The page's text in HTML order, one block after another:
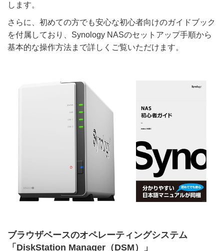
します。
さらに、初めての方でも安心な初心者向けのガイドブック
を付属しており、Synology NASのセットアップ手順から
基本的な操作方法まで詳しくご覧いただけます。
ブラウザベースのオペレーティングシステム
「DiskStation Manager（DSM）」